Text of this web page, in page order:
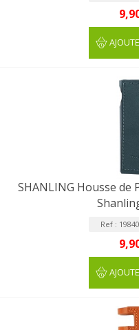
SHANLING Housse
Ref : 19840